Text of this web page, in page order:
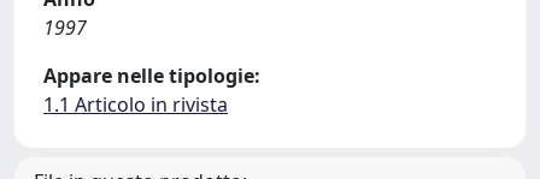
1997
Appare nelle tipologie:
1.1 Articolo in rivista